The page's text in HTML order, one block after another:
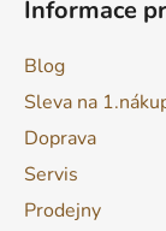
Informace
Blog
Sleva na
Doprava
Servis
Prodejny